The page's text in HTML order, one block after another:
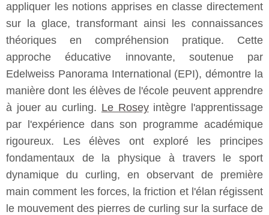
appliquer les notions apprises en classe directement
sur la glace, transformant ainsi les connaissances
théoriques en compréhension pratique. Cette
approche éducative innovante, soutenue par
Edelweiss Panorama International (EPI), démontre la
manière dont les élèves de l'école peuvent apprendre
à jouer au curling. Le Roseyintègre l'apprentissage
par l'expérience dans son programme académique
rigoureux. Les élèves ont exploré les principes
fondamentaux de la physique à travers le sport
dynamique du curling, en observant de première
main comment les forces, la friction et l'élan régissent
le mouvement des pierres de curling sur la surface de